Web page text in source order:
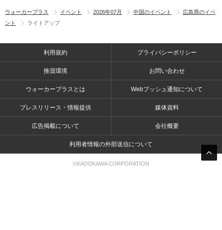
ウォーカープラス イベント 2026年07月 中国のイベント
広島県のイベ
ント
ライトアップ
利用規約 プライバシーポリシー
推奨環境 お問い合わせ
ウォーカープラスとは Webプッシュ通知について
プレスリリース・情報提供 媒体資料
広告掲載について 会社概要
利用者情報の外部送信について
©KADOKAWA CORPORATION